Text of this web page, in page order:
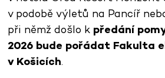
v podobě výletů na Pancíř
při němž došlo k předání
2026 bude pořádat Fakulta
v Košicích.